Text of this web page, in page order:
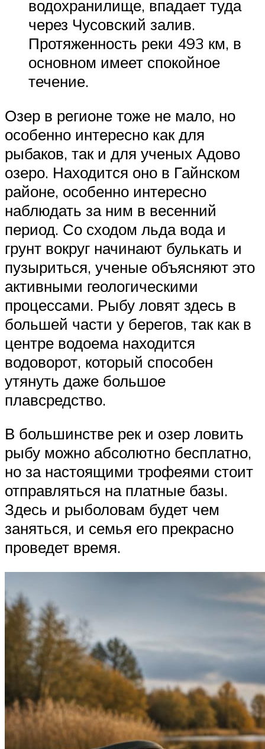
водохранилище, впадает туда
через Чусовский залив.
Протяженность реки 493 км, в
основном имеет спокойное
течение.
Озер в регионе тоже не мало, но
особенно интересно как для
рыбаков, так и для ученых Адово
озеро. Находится оно в Гайнском
районе, особенно интересно
наблюдать за ним в весенний
период. Со сходом льда вода и
грунт вокруг начинают булькать и
пузыриться, ученые объясняют это
активными геологическими
процессами. Рыбу ловят здесь в
большей части у берегов, так как в
центре водоема находится
водоворот, который способен
утянуть даже большое
плавсредство.
В большинстве рек и озер ловить
рыбу можно абсолютно бесплатно,
но за настоящими трофеями стоит
отправляться на платные базы.
Здесь и рыболовам будет чем
заняться, и семья его прекрасно
проведет время.